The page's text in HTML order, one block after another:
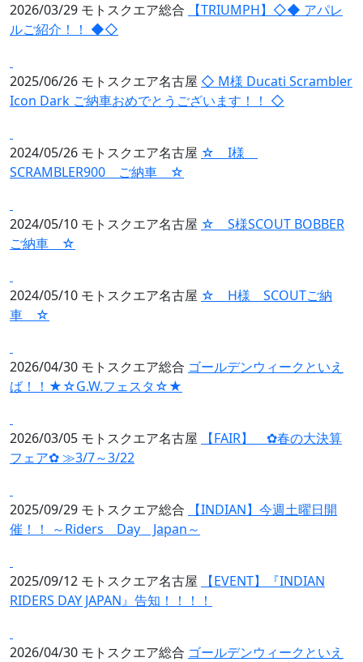
2026/03/29 モトスクエア総合
【TRIUMPH】◇◆ アパレ
ルご紹介！！ ◆◇
2025/06/26 モトスクエア名古屋 ◇ M様 Ducati Scrambler
Icon Dark ご納車おめでとうございます！！ ◇
2024/05/26 モトスクエア名古屋 ☆ I様
SCRAMBLER900 ご納車 ☆
2024/05/10 モトスクエア名古屋 ☆ S様SCOUT BOBBER
ご納車 ☆
2024/05/10 モトスクエア名古屋 ☆ H様 SCOUTご納
車 ☆
2026/04/30 モトスクエア総合 ゴールデンウィークといえ
ば！！★☆G.W.フェスタ☆★
2026/03/05 モトスクエア名古屋
【FAIR】 ✿春の大決算
フェア✿ ≫3/7～3/22
2025/09/29 モトスクエア総合
【INDIAN】今週土曜日開
催！！ ～Riders Day Japan～
2025/09/12 モトスクエア名古屋
【EVENT】『INDIAN
RIDERS DAY JAPAN』告知！！！！
2026/04/30 モトスクエア総合 ゴールデンウィークといえ